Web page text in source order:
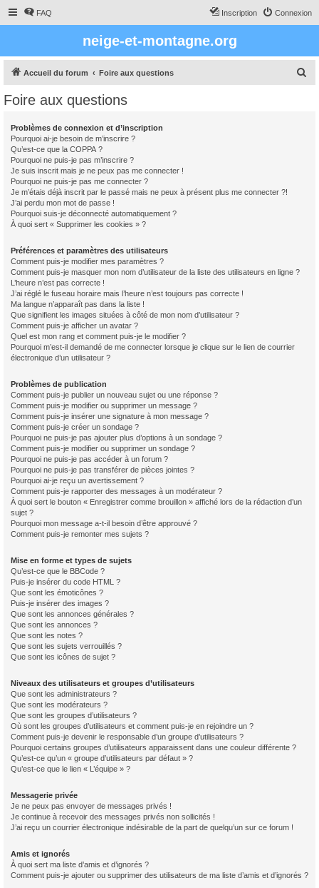
FAQ Connexion
Inscription
neige-et-montagne.org
Accueil du forum Foire aux questions
Foire aux questions
Problèmes de connexion et d’inscription
Pourquoi ai-je besoin de m’inscrire ?
Qu’est-ce que la COPPA ?
Pourquoi ne puis-je pas m’inscrire ?
Je suis inscrit mais je ne peux pas me connecter !
Pourquoi ne puis-je pas me connecter ?
Je m’étais déjà inscrit par le passé mais ne peux à présent plus me connecter ?!
J’ai perdu mon mot de passe !
Pourquoi suis-je déconnecté automatiquement ?
À quoi sert « Supprimer les cookies » ?
Préférences et paramètres des utilisateurs
Comment puis-je modifier mes paramètres ?
Comment puis-je masquer mon nom d’utilisateur de la liste des utilisateurs en ligne ?
L’heure n’est pas correcte !
J’ai réglé le fuseau horaire mais l’heure n’est toujours pas correcte !
Ma langue n’apparaît pas dans la liste !
Que signifient les images situées à côté de mon nom d’utilisateur ?
Comment puis-je afficher un avatar ?
Quel est mon rang et comment puis-je le modifier ?
Pourquoi m’est-il demandé de me connecter lorsque je clique sur le lien de courrier
électronique d’un utilisateur ?
Problèmes de publication
Comment puis-je publier un nouveau sujet ou une réponse ?
Comment puis-je modifier ou supprimer un message ?
Comment puis-je insérer une signature à mon message ?
Comment puis-je créer un sondage ?
Pourquoi ne puis-je pas ajouter plus d’options à un sondage ?
Comment puis-je modifier ou supprimer un sondage ?
Pourquoi ne puis-je pas accéder à un forum ?
Pourquoi ne puis-je pas transférer de pièces jointes ?
Pourquoi ai-je reçu un avertissement ?
Comment puis-je rapporter des messages à un modérateur ?
À quoi sert le bouton « Enregistrer comme brouillon » affiché lors de la rédaction d’un
sujet ?
Pourquoi mon message a-t-il besoin d’être approuvé ?
Comment puis-je remonter mes sujets ?
Mise en forme et types de sujets
Qu’est-ce que le BBCode ?
Puis-je insérer du code HTML ?
Que sont les émoticônes ?
Puis-je insérer des images ?
Que sont les annonces générales ?
Que sont les annonces ?
Que sont les notes ?
Que sont les sujets verrouillés ?
Que sont les icônes de sujet ?
Niveaux des utilisateurs et groupes d’utilisateurs
Que sont les administrateurs ?
Que sont les modérateurs ?
Que sont les groupes d’utilisateurs ?
Où sont les groupes d’utilisateurs et comment puis-je en rejoindre un ?
Comment puis-je devenir le responsable d’un groupe d’utilisateurs ?
Pourquoi certains groupes d’utilisateurs apparaissent dans une couleur différente ?
Qu’est-ce qu’un « groupe d’utilisateurs par défaut » ?
Qu’est-ce que le lien « L’équipe » ?
Messagerie privée
Je ne peux pas envoyer de messages privés !
Je continue à recevoir des messages privés non sollicités !
J’ai reçu un courrier électronique indésirable de la part de quelqu’un sur ce forum !
Amis et ignorés
À quoi sert ma liste d’amis et d’ignorés ?
Comment puis-je ajouter ou supprimer des utilisateurs de ma liste d’amis et d’ignorés ?